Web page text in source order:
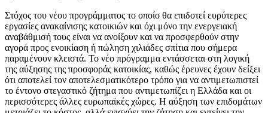
Στόχος του νέου προγράμματος το οποίο θα επιδοτεί ευρύτερες
εργασίες ανακαίνισης κατοικιών και όχι μόνο την ενεργειακή
αναβάθμισή τους είναι να ανοίξουν και να προσφερθούν στην
αγορά προς ενοικίαση ή πώληση χιλιάδες σπίτια που σήμερα
παραμένουν κλειστά. Το νέο πρόγραμμα εντάσσεται στη λογική
της αύξησης της προσφοράς κατοικίας, καθώς έρευνες έχουν δείξει
ότι αποτελεί τον αποτελεσματικότερο τρόπο για να αντιμετωπιστεί
το έντονο στεγαστικό ζήτημα που αντιμετωπίζει η Ελλάδα και οι
περισσότερες άλλες ευρωπαϊκές χώρες. Η αύξηση των επιδομάτων